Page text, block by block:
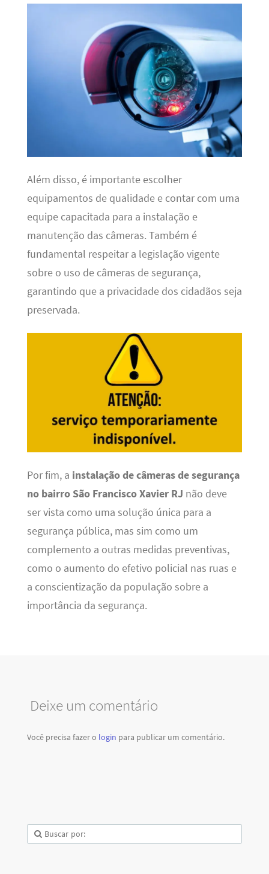
Além disso, é importante escolher
equipamentos de qualidade e contar com uma
equipe capacitada para a instalação e
manutenção das câmeras. Também é
fundamental respeitar a legislação vigente
sobre o uso de câmeras de segurança,
garantindo que a privacidade dos cidadãos seja
preservada.
Por fim, a instalação de câmeras de segurança
no bairro São Francisco Xavier RJ não deve
ser vista como uma solução única para a
segurança pública, mas sim como um
complemento a outras medidas preventivas,
como o aumento do efetivo policial nas ruas e
a conscientização da população sobre a
importância da segurança.
Deixe um comentário
Você precisa fazer o login para publicar um comentário.